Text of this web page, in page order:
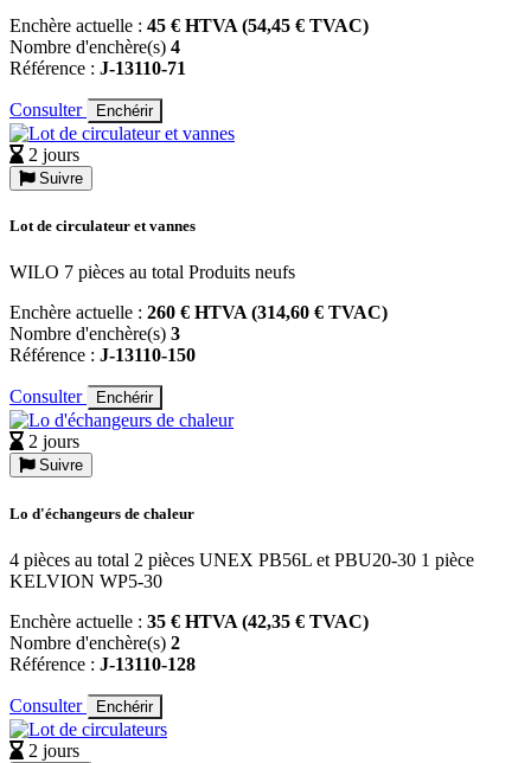
Enchère actuelle : 45 € HTVA (54,45 € TVAC)
Nombre d'enchère(s) 4
Référence : J-13110-71
Consulter Enchérir
2 jours
Suivre
Lot de circulateur et vannes
WILO 7 pièces au total Produits neufs
Enchère actuelle : 260 € HTVA (314,60 € TVAC)
Nombre d'enchère(s) 3
Référence : J-13110-150
Consulter Enchérir
2 jours
Suivre
Lo d'échangeurs de chaleur
4 pièces au total 2 pièces UNEX PB56L et PBU20-30 1 pièce
KELVION WP5-30
Enchère actuelle : 35 € HTVA (42,35 € TVAC)
Nombre d'enchère(s) 2
Référence : J-13110-128
Consulter Enchérir
2 jours